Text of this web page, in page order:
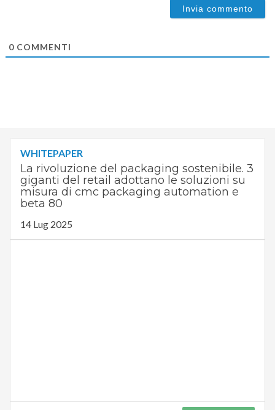
0COMMENTI
WHITEPAPER
La rivoluzione del packaging sostenibile. 3
giganti del retail adottano le soluzioni su
misura di cmc packaging automation e
beta 80
14 Lug 2025